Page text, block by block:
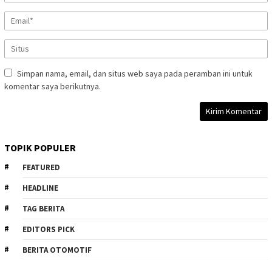
Simpan nama, email, dan situs web saya pada peramban ini untuk
komentar saya berikutnya.
TOPIK POPULER
FEATURED
HEADLINE
TAG BERITA
EDITORS PICK
BERITA OTOMOTIF